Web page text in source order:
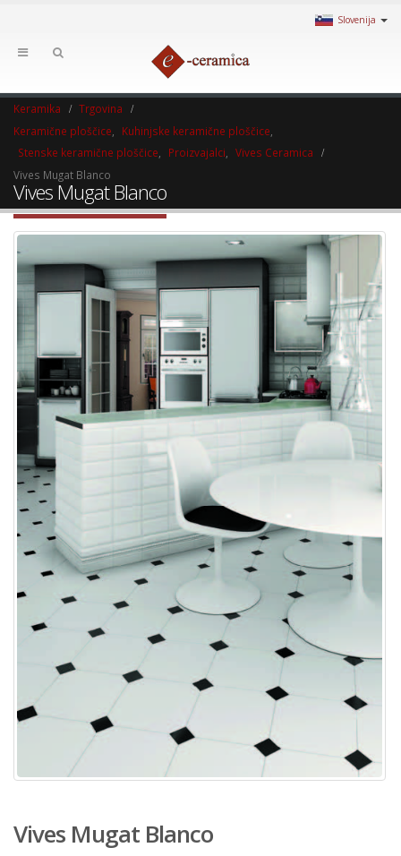
Slovenija
Keramika
Trgovina
Keramične ploščice
Kuhinjske keramične ploščice
Stenske keramične ploščice
Proizvajalci
Vives Ceramica
Vives Mugat Blanco
Vives Mugat Blanco
Vives Mugat Blanco